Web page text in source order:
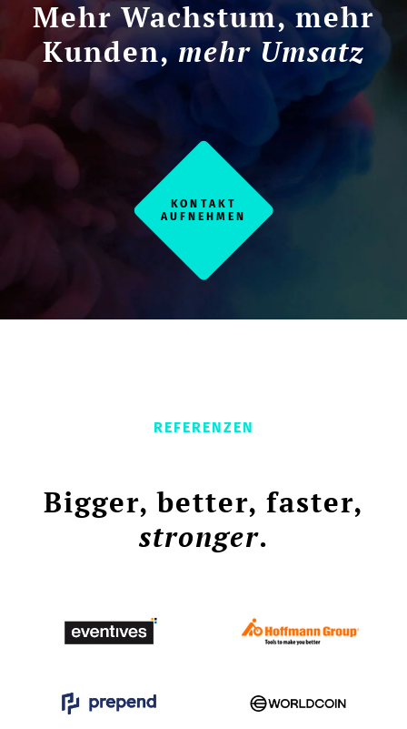
Mehr Wachstum, mehr
Kunden,mehr Umsatz
KONTAKT
AUFNEHMEN
REFERENZEN
Bigger, better, faster,
stronger.